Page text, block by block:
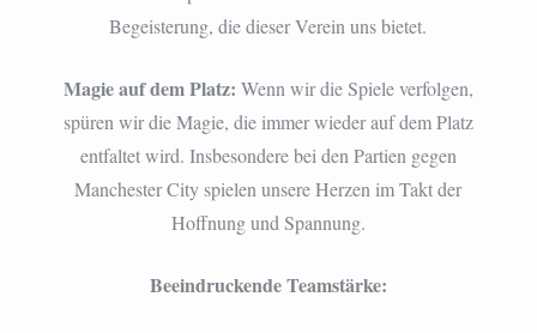
Begeisterung, die dieser Verein uns bietet.
Magie auf dem Platz: Wenn wir die Spiele verfolgen,
spüren wir die Magie, die immer wieder auf dem Platz
entfaltet wird. Insbesondere bei den Partien gegen
Manchester City spielen unsere Herzen im Takt der
Hoffnung und Spannung.
Beeindruckende Teamstärke: